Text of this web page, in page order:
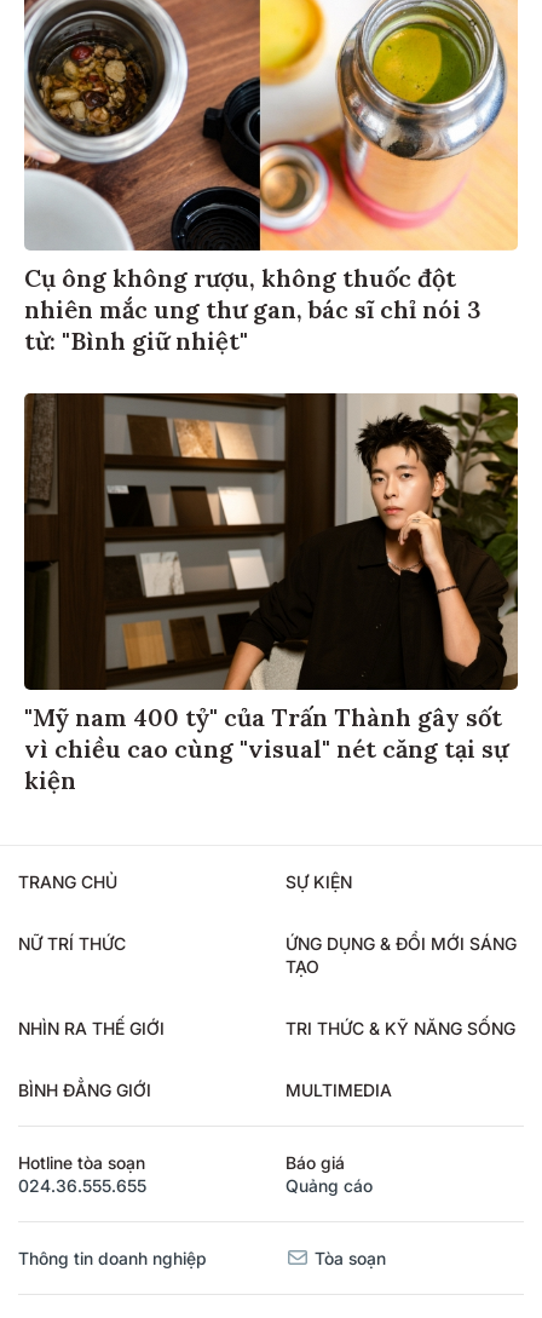
Cụ ông không rượu, không thuốc đột
nhiên mắc ung thư gan, bác sĩ chỉ nói 3
từ: "Bình giữ nhiệt"
"Mỹ nam 400 tỷ" của Trấn Thành gây sốt
vì chiều cao cùng "visual" nét căng tại sự
kiện
TRANG CHỦ SỰ KIỆN
NỮ TRÍ THỨC
ỨNG DỤNG & ĐỔI MỚI SÁNG
TẠO
NHÌN RA THẾ GIỚI TRI THỨC & KỸ NĂNG SỐNG
BÌNH ĐẲNG GIỚI MULTIMEDIA
Hotline tòa soạn
024.36.555.655
Báo giá
Quảng cáo
Thông tin doanh nghiệp Tòa soạn